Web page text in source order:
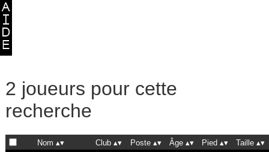
2 joueurs pour cette
recherche
Nom Club Poste Âge Pied
Taille